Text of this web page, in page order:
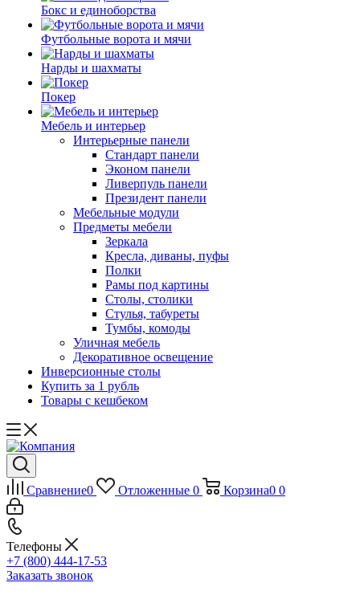
Бокс и единоборства
Футбольные ворота и мячи
Нарды и шахматы
Покер
Мебель и интерьер
Интерьерные панели
Стандарт панели
Эконом панели
Ливерпуль панели
Президент панели
Мебельные модули
Предметы мебели
Зеркала
Кресла, диваны, пуфы
Полки
Рамы под картины
Столы, столики
Стулья, табуреты
Тумбы, комоды
Уличная мебель
Декоративное освещение
Инверсионные столы
Купить за 1 рубль
Товары с кешбеком
Сравнение0 Отложенные 0 Корзина0 0
Телефоны
+7 (800) 444-17-53
Заказать звонок